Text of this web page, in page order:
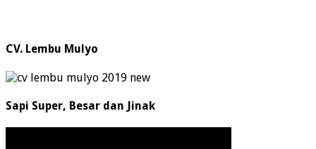
CV. Lembu Mulyo
Sapi Super, Besar dan Jinak